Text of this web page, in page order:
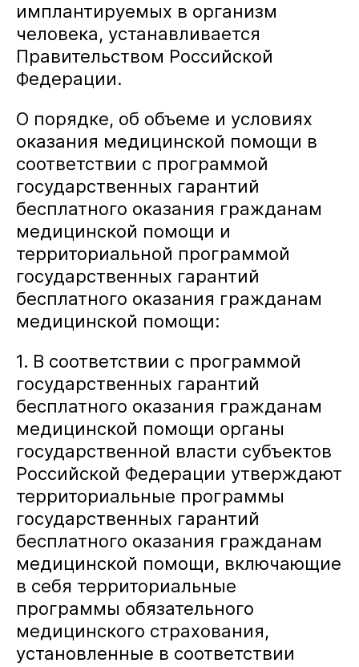
имплантируемых в организм
человека, устанавливается
Правительством Российской
Федерации.
О порядке, об объеме и условиях
оказания медицинской помощи в
соответствии с программой
государственных гарантий
бесплатного оказания гражданам
медицинской помощи и
территориальной программой
государственных гарантий
бесплатного оказания гражданам
медицинской помощи:
1. В соответствии с программой
государственных гарантий
бесплатного оказания гражданам
медицинской помощи органы
государственной власти субъектов
Российской Федерации утверждают
территориальные программы
государственных гарантий
бесплатного оказания гражданам
медицинской помощи, включающие
в себя территориальные
программы обязательного
медицинского страхования,
установленные в соответствии